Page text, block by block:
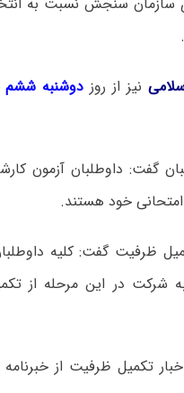
نیز از روز دوشنبه ششم
گفت: داوطلبان آزمون
ظرفیت گفت: کلیه
شرکت در این مرحله از
تکمیل ظرفیت از